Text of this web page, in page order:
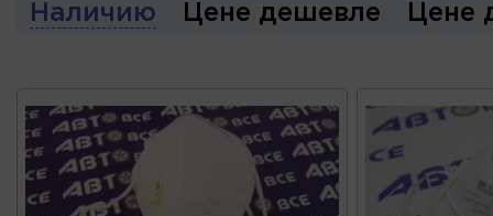
Наличию Цене дешевле Цене